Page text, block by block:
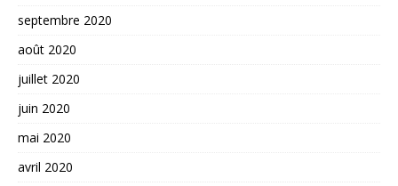
septembre 2020
août 2020
juillet 2020
juin 2020
mai 2020
avril 2020